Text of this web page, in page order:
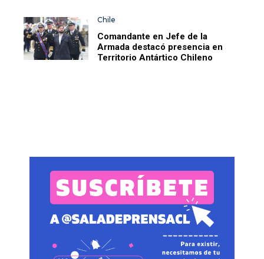
Chile
Comandante en Jefe de la
Armada destacó presencia en
Territorio Antártico Chileno